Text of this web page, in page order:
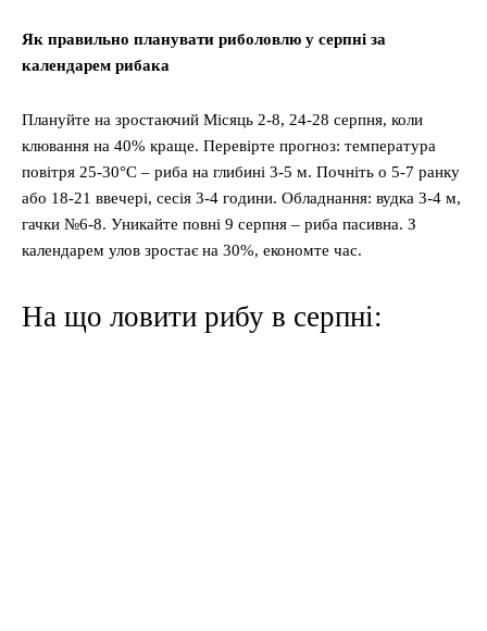
Як правильно планувати риболовлю у серпні за
календарем рибака
Плануйте на зростаючий Місяць 2-8, 24-28 серпня, коли
клювання на 40% краще. Перевірте прогноз: температура
повітря 25-30°C – риба на глибині 3-5 м. Почніть о 5-7 ранку
або 18-21 ввечері, сесія 3-4 години. Обладнання: вудка 3-4 м,
гачки №6-8. Уникайте повні 9 серпня – риба пасивна. З
календарем улов зростає на 30%, економте час.
На що ловити рибу в серпні: